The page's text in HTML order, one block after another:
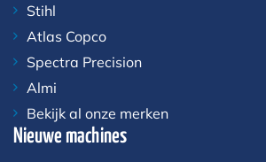
Stihl
Atlas Copco
Spectra Precision
Almi
Bekijk al onze merken
Nieuwe machines